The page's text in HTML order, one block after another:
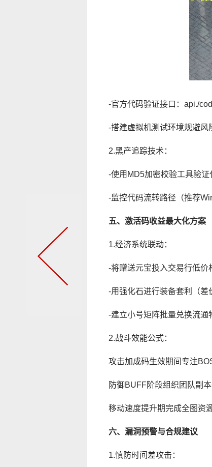
-官方代码验证接口：api./
-搭建虚拟机测试环境规避风
2.黑产追踪技术：
-使用MD5加密校验工具验证
-监控代码流转路径（推荐
五、激活码收益最大化方案
1.经济系统联动：
-将赠送元宝投入交易行低价
-用强化石进行装备套利（差
-建立小号矩阵批量兑换流通
2.战斗效能公式：
攻击加成码生效期间专注
防御BUFF阶段组织团队副
移动速度提升期完成全图资
六、漏洞预警与合规建议
1.慎防时间差攻击：